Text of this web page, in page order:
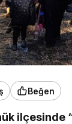
Beğen
ilçesinde